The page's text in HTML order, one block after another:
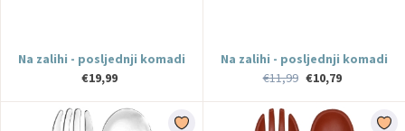
Na zalihi - posljednji komadi
€19,99
Na zalihi - posljednji komadi
€11,99 €10,79